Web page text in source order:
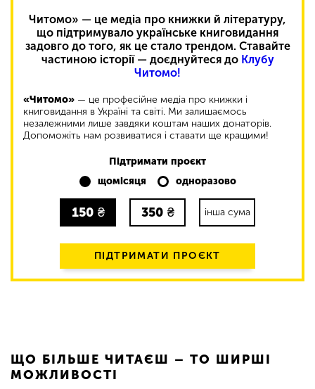
Читомо» — це медіа про книжки й літературу,
що підтримувало українське книговидання
задовго до того, як це стало трендом. Ставайте
частиною історії — доєднуйтеся до Клубу
Читомо!
«Читомо» — це професійне медіа про книжки і
книговидання в Україні та світі. Ми залишаємось
незалежними лише завдяки коштам наших донаторів.
Допоможіть нам розвиватися і ставати ще кращими!
Підтримати проєкт
щомісяця
одноразово
150 ₴ 350 ₴ інша сума
ПІДТРИМАТИ ПРОЄКТ
ЩО БІЛЬШЕ ЧИТАЄШ – ТО ШИРШІ
МОЖЛИВОСТІ